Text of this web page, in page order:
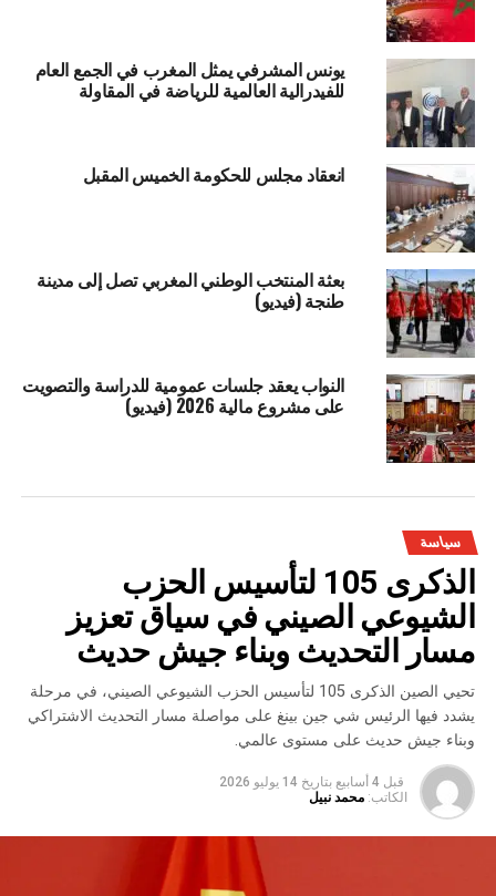
يونس المشرفي يمثل المغرب في الجمع العام
للفيدرالية العالمية للرياضة في المقاولة
انعقاد مجلس للحكومة الخميس المقبل
بعثة المنتخب الوطني المغربي تصل إلى مدينة
طنجة (فيديو)
النواب يعقد جلسات عمومية للدراسة والتصويت
على مشروع مالية 2026 (فيديو)
سياسة
الذكرى 105 لتأسيس الحزب
الشيوعي الصيني في سياق تعزيز
مسار التحديث وبناء جيش حديث
تحيي الصين الذكرى 105 لتأسيس الحزب الشيوعي الصيني، في مرحلة
يشدد فيها الرئيس شي جين بينغ على مواصلة مسار التحديث الاشتراكي
وبناء جيش حديث على مستوى عالمي.
قبل 4 أسابيع بتاريخ 14 يوليو 2026
الكاتب: محمد نبيل